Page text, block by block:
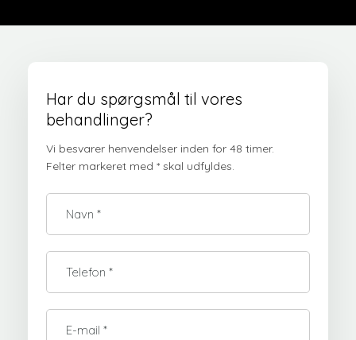
Har du spørgsmål til vores
behandlinger?
Vi besvarer henvendelser inden for 48 timer.
​Felter markeret med * skal udfyldes.